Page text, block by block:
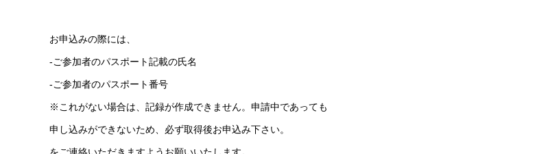
お申込みの際には、
-ご参加者のパスポート記載の氏名
-ご参加者のパスポート番号
※これがない場合は、記録が作成できません。申請中であっても
申し込みができないため、必ず取得後お申込み下さい。